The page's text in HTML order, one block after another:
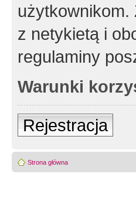
użytkownikom.
z netykietą i
regulaminy
Warunki
Rejestracja
Strona główna